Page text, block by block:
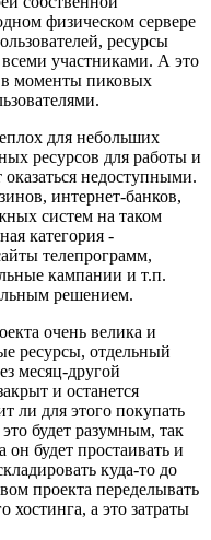
физическом сервере
ресурсы
всеми участниками. А это
в моменты пиковых
для небольших
ресурсов для работы и
недоступными.
интернет-банков,
систем на таком
категория -
телепрограмм,
кампании и т.п.
решением.
очень велика и
ресурсы, отдельный
месяц-другой
и останется
ли для этого покупать
будет разумным, так
он будет простаивать и
куда-то до
проекта переделывать
хостинга, а это затраты